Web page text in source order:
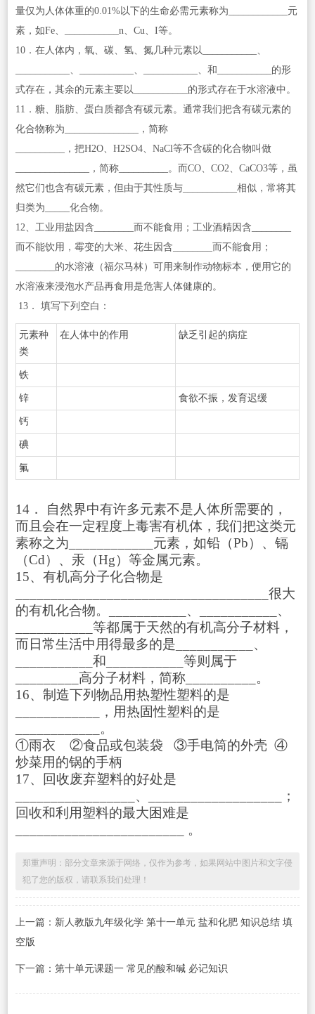
量仅为人体体重的0.01%以下的生命必需元素称为____________元
素，如Fe、___________n、Cu、I等。
10．在人体内，氧、碳、氢、氮几种元素以___________、
___________、___________、___________、和___________的形
式存在，其余的元素主要以___________的形式存在于水溶液中。
11．糖、脂肪、蛋白质都含有碳元素。通常我们把含有碳元素的
化合物称为_______________，简称
__________，把H2O、H2SO4、NaCl等不含碳的化合物叫做
_______________，简称__________。而CO、CO2、CaCO3等，虽
然它们也含有碳元素，但由于其性质与___________相似，常将其
归类为_____化合物。
12、工业用盐因含________而不能食用；工业酒精因含________
而不能饮用，霉变的大米、花生因含________而不能食用；
________的水溶液（福尔马林）可用来制作动物标本，便用它的
水溶液来浸泡水产品再食用是危害人体健康的。
13． 填写下列空白：
元素种
类
在人体中的作用 缺乏引起的病症
铁
锌 食欲不振，发育迟缓
钙
碘
氟
14． 自然界中有许多元素不是人体所需要的，
而且会在一定程度上毒害有机体，我们把这类元
素称之为____________元素，如铅（Pb）、镉
（Cd）、汞（Hg）等金属元素。
15、有机高分子化合物是
____________________________________很大
的有机化合物。___________、___________、
___________等都属于天然的有机高分子材料，
而日常生活中用得最多的是___________、
___________和___________等则属于
_________高分子材料，简称__________。
16、制造下列物品用热塑性塑料的是
____________，用热固性塑料的是
____________。
①雨衣 ②食品或包装袋 ③手电筒的外壳 ④
炒菜用的锅的手柄
17、回收废弃塑料的好处是
_________________、___________________；
回收和利用塑料的最大困难是
________________________ 。
郑重声明：部分文章来源于网络，仅作为参考，如果网站中图片和文字侵
犯了您的版权，请联系我们处理！
上一篇：新人教版九年级化学 第十一单元 盐和化肥 知识总结 填
空版
下一篇：第十单元课题一 常见的酸和碱 必记知识